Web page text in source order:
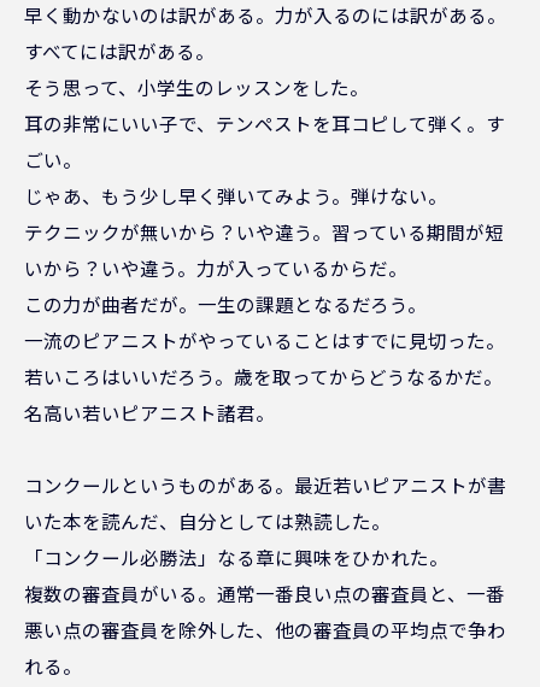
早く動かないのは訳がある。力が入るのには訳がある。
すべてには訳がある。
そう思って、小学生のレッスンをした。
耳の非常にいい子で、テンペストを耳コピして弾く。す
ごい。
じゃあ、もう少し早く弾いてみよう。弾けない。
テクニックが無いから？いや違う。習っている期間が短
いから？いや違う。力が入っているからだ。
この力が曲者だが。一生の課題となるだろう。
一流のピアニストがやっていることはすでに見切った。
若いころはいいだろう。歳を取ってからどうなるかだ。
名高い若いピアニスト諸君。
コンクールというものがある。最近若いピアニストが書
いた本を読んだ、自分としては熟読した。
「コンクール必勝法」なる章に興味をひかれた。
複数の審査員がいる。通常一番良い点の審査員と、一番
悪い点の審査員を除外した、他の審査員の平均点で争わ
れる。